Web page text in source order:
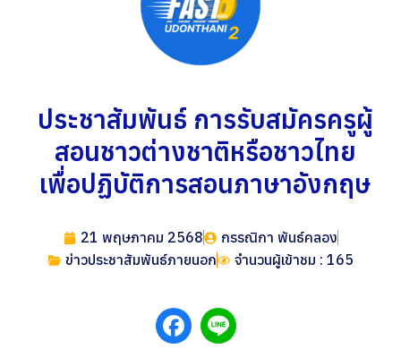
ประชาสัมพันธ์ การรับสมัครครูผู้
สอนชาวต่างชาติหรือชาวไทย
เพื่อปฏิบัติการสอนภาษาอังกฤษ
21 พฤษภาคม 2568
กรรณิกา พันธ์คลอง
ข่าวประชาสัมพันธ์ภายนอก
จำนวนผู้เข้าชม : 165